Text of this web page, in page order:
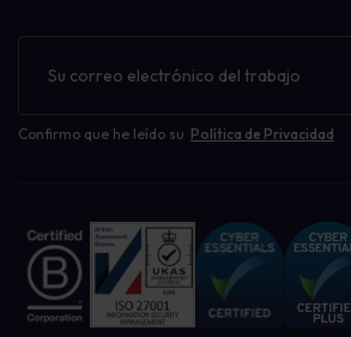
Confirmo que he leído su Política de Privacidad